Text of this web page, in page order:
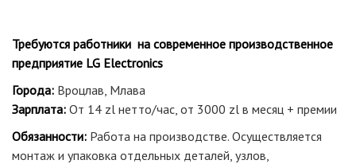
Требуются работники на современное производственное
предприятие LG Electronics
Города: Вроцлав, Млава
Зарплата: От 14 zl нетто/час, от 3000 zl в месяц + премии
Обязанности: Работа на производстве. Осуществляется
монтаж и упаковка отдельных деталей, узлов,